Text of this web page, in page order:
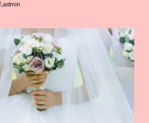
admin